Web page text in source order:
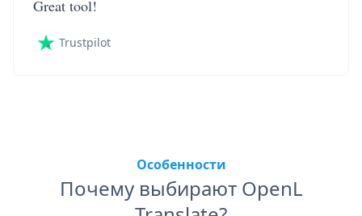
Great tool!
Trustpilot
Особенности
Почему выбирают OpenL